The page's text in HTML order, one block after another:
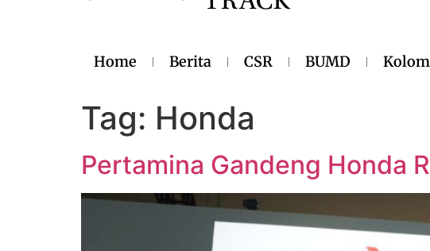
Home Berita CSR BUMD
Tag: Honda
Pertamina Gandeng Honda